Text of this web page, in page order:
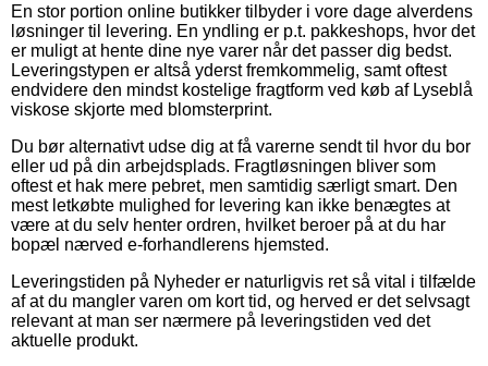
En stor portion online butikker tilbyder i vore dage alverdens
løsninger til levering. En yndling er p.t. pakkeshops, hvor det
er muligt at hente dine nye varer når det passer dig bedst.
Leveringstypen er altså yderst fremkommelig, samt oftest
endvidere den mindst kostelige fragtform ved køb af Lyseblå
viskose skjorte med blomsterprint.
Du bør alternativt udse dig at få varerne sendt til hvor du bor
eller ud på din arbejdsplads. Fragtløsningen bliver som
oftest et hak mere pebret, men samtidig særligt smart. Den
mest letkøbte mulighed for levering kan ikke benægtes at
være at du selv henter ordren, hvilket beroer på at du har
bopæl nærved e-forhandlerens hjemsted.
Leveringstiden på Nyheder er naturligvis ret så vital i tilfælde
af at du mangler varen om kort tid, og herved er det selvsagt
relevant at man ser nærmere på leveringstiden ved det
aktuelle produkt.